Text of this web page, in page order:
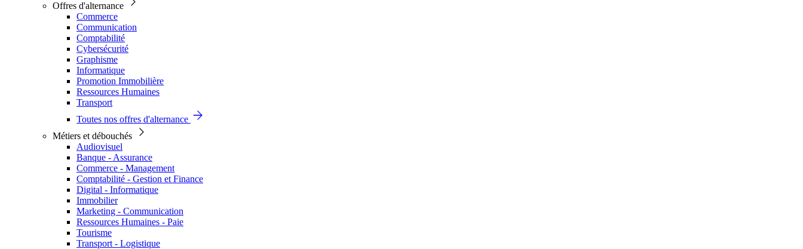
Offres d'alternance
Commerce
Communication
Comptabilité
Cybersécurité
Graphisme
Informatique
Promotion Immobilière
Ressources Humaines
Transport
Toutes nos offres d'alternance
Métiers et débouchés
Audiovisuel
Banque - Assurance
Commerce - Management
Comptabilité - Gestion et Finance
Digital - Informatique
Immobilier
Marketing - Communication
Ressources Humaines - Paie
Tourisme
Transport - Logistique